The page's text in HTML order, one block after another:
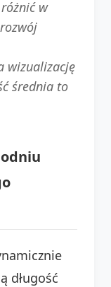
w
wizualizację
średnia to
długość